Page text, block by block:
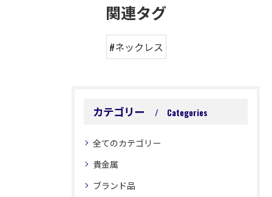
関連タグ
#ネックレス
カテゴリー Categories
全てのカテゴリー
貴金属
ブランド品